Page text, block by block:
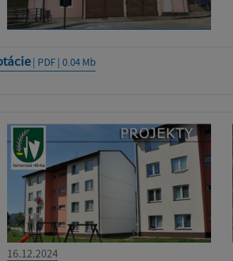
| PDF | 0.04 Mb
16.12.2024